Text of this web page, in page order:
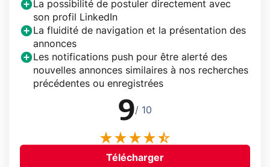
La possibilité de postuler directement avec
son profil LinkedIn
La fluidité de navigation et la présentation des
annonces
Les notifications push pour être alerté des
nouvelles annonces similaires à nos recherches
précédentes ou enregistrées
9/ 10
Télécharger